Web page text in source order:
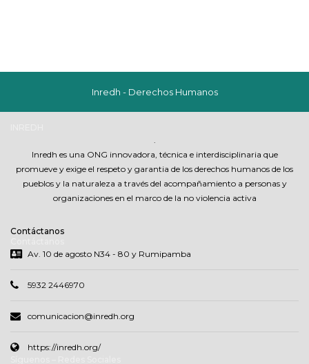
Inredh - Derechos Humanos
Inredh es una ONG innovadora, técnica e interdisciplinaria que
promueve y exige el respeto y garantia de los derechos humanos de los
pueblos y la naturaleza a través del acompañamiento a personas y
organizaciones en el marco de la no violencia activa
Contáctanos
Av. 10 de agosto N34 - 80 y Rumipamba
5932 2446970
comunicacion@inredh.org
https://inredh.org/